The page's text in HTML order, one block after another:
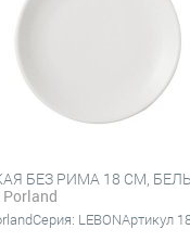
БЕЗ РИМА 18 CM,
Porland
LEBONАртикул